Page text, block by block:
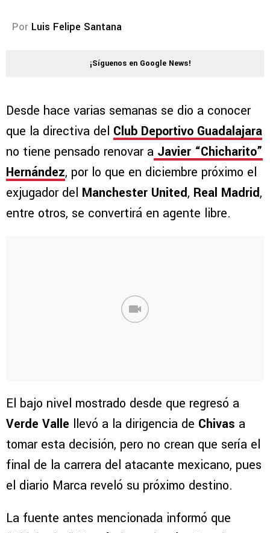
Por Luis Felipe Santana
¡Síguenos en Google News!
Desde hace varias semanas se dio a conocer
que la directiva del Club Deportivo Guadalajara
no tiene pensado renovar a Javier “Chicharito”
Hernández, por lo que en diciembre próximo el
exjugador del Manchester United, Real Madrid,
entre otros, se convertirá en agente libre.
El bajo nivel mostrado desde que regresó a
Verde Valle llevó a la dirigencia de Chivas a
tomar esta decisión, pero no crean que sería el
final de la carrera del atacante mexicano, pues
el diario Marca reveló su próximo destino.
La fuente antes mencionada informó que